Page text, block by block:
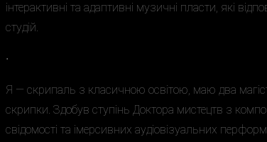
інтерактивні та адаптивні музичні пласти, які
студій.
∙
Я — скрипаль з класичною освітою, маю два
скрипки. Здобув ступінь Доктора мистецтв з
свідомості та імерсивних аудіовізуальних